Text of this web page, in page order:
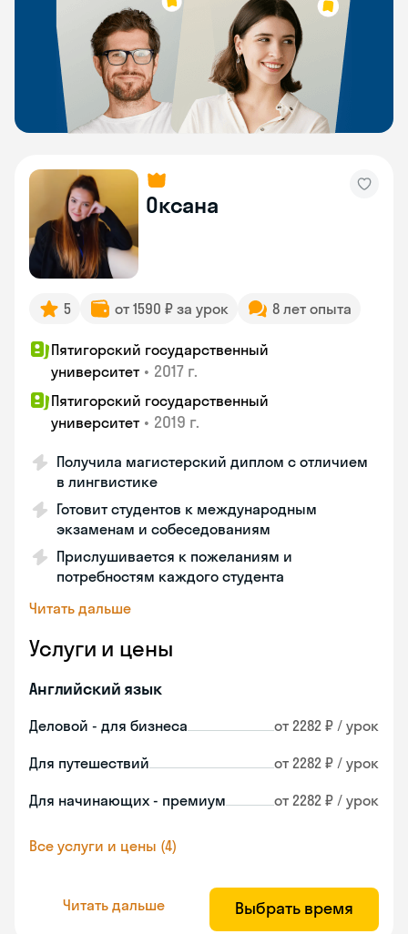
Оксана
5 от 1590 ₽ за урок 8 лет опыта
Пятигорский государственный
университет • 2017 г.
Пятигорский государственный
университет • 2019 г.
Получила магистерский диплом с отличием
в лингвистике
Готовит студентов к международным
экзаменам и собеседованиям
Прислушивается к пожеланиям и
потребностям каждого студента
Читать дальше
Услуги и цены
Английский язык
Деловой - для бизнеса от 2282 ₽ / урок
Для путешествий от 2282 ₽ / урок
Для начинающих - премиум от 2282 ₽ / урок
Все услуги и цены (4)
Читать дальше Выбрать время